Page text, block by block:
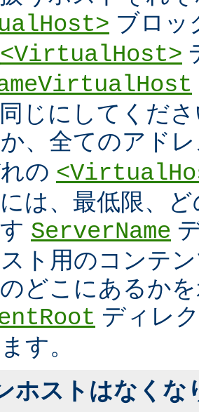
ブロッ
<VirtualHost>
じにしてくだ
か、全てのアド
の
は、最低限、
ServerName
ト用のコンテ
どこにあるか
ディレ
す。
ホストはなくな